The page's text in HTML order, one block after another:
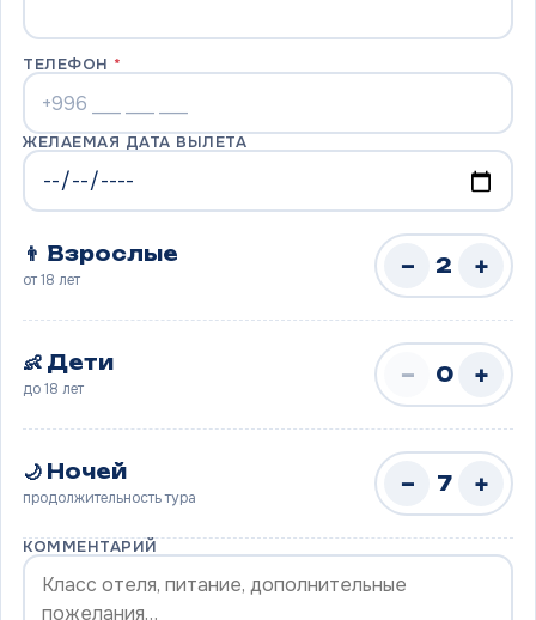
ТЕЛЕФОН *
ЖЕЛАЕМАЯ ДАТА ВЫЛЕТА
👨 Взрослые
от 18 лет
− 2 +
👶 Дети
до 18 лет
− 0 +
🌙 Ночей
продолжительность тура
− 7 +
КОММЕНТАРИЙ